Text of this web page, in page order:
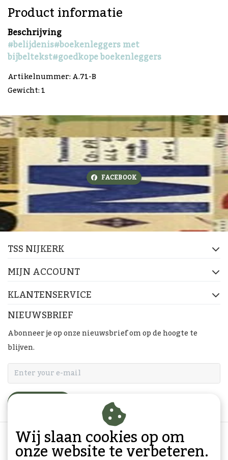
Product informatie
Beschrijving
#belijdenis#boekenleggers met
bijbeltekst#goedkope boekenleggers
Artikelnummer: A.71-B
Gewicht: 1
FACEBOOK
TSS NIJKERK
MIJN ACCOUNT
KLANTENSERVICE
NIEUWSBRIEF
Abonneer je op onze nieuwsbrief om op de hoogte te
blijven.
Wij slaan cookies op om
onze website te verbeteren.